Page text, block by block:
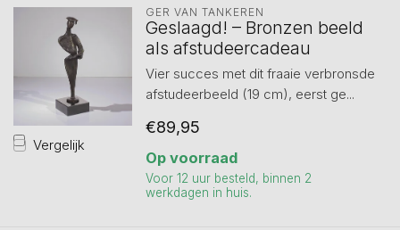
Vergelijk
GER VAN TANKEREN
Geslaagd! – Bronzen beeld
als afstudeercadeau
Vier succes met dit fraaie verbronsde
afstudeerbeeld (19 cm), eerst ge...
€89,95
Op voorraad
Voor 12 uur besteld, binnen 2
werkdagen in huis.